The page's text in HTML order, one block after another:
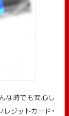
な時でも安心し
ジットカード・